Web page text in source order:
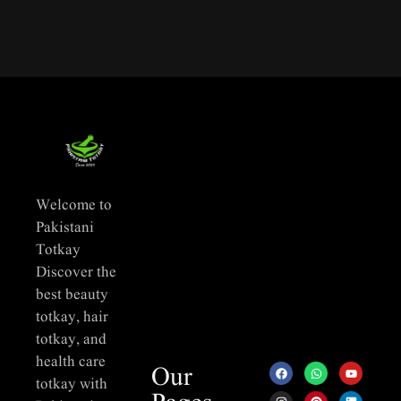
Our
Welcome to
Pakistani
Totkay
Discover the
best beauty
totkay, hair
totkay, and
health care
totkay with